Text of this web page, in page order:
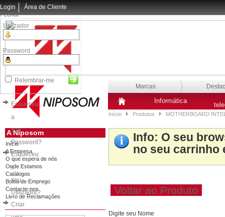
Login
Fechar
Utilizador
Password
Relembrar-me
Esqueceu
a
sua
Password?
Esqueceu
o
seu
Utilizador?
Criar
Área de Cliente
Marcas
Informática
Início Produtos MOTHERBOARD
A Niposom
Início
A Empresa
O que espera de nós
Onde Estamos
Catálogos
Bolsa de Emprego
Contacte-nos
Livro de Reclamações
Info: O seu
no seu carrinho
Voltar ao Produto
Digite seu Nome